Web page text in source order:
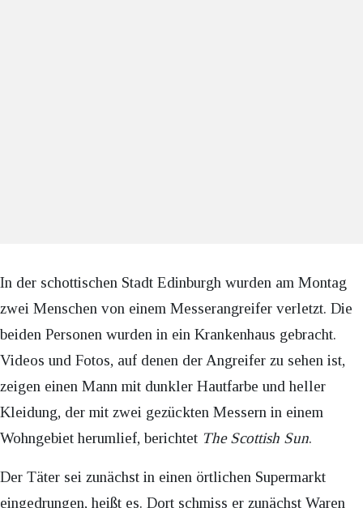
In der schottischen Stadt Edinburgh wurden am Montag
zwei Menschen von einem Messerangreifer verletzt. Die
beiden Personen wurden in ein Krankenhaus gebracht.
Videos und Fotos, auf denen der Angreifer zu sehen ist,
zeigen einen Mann mit dunkler Hautfarbe und heller
Kleidung, der mit zwei gezückten Messern in einem
Wohngebiet herumlief, berichtet The Scottish Sun.
Der Täter sei zunächst in einen örtlichen Supermarkt
eingedrungen, heißt es. Dort schmiss er zunächst Waren